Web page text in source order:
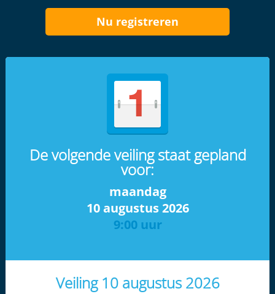
Nu registreren
De volgende veiling staat gepland
voor:
maandag
10 augustus 2026
9:00 uur
Veiling 10 augustus 2026